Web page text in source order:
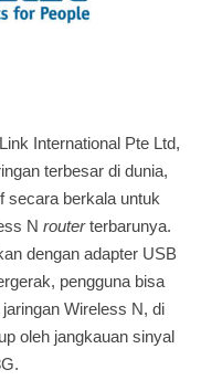
International Pte Ltd,
terbesar di dunia,
secara berkala untuk
N routerterbarunya.
dengan adapter USB
pengguna bisa
Wireless N, di
oleh jangkauan sinyal